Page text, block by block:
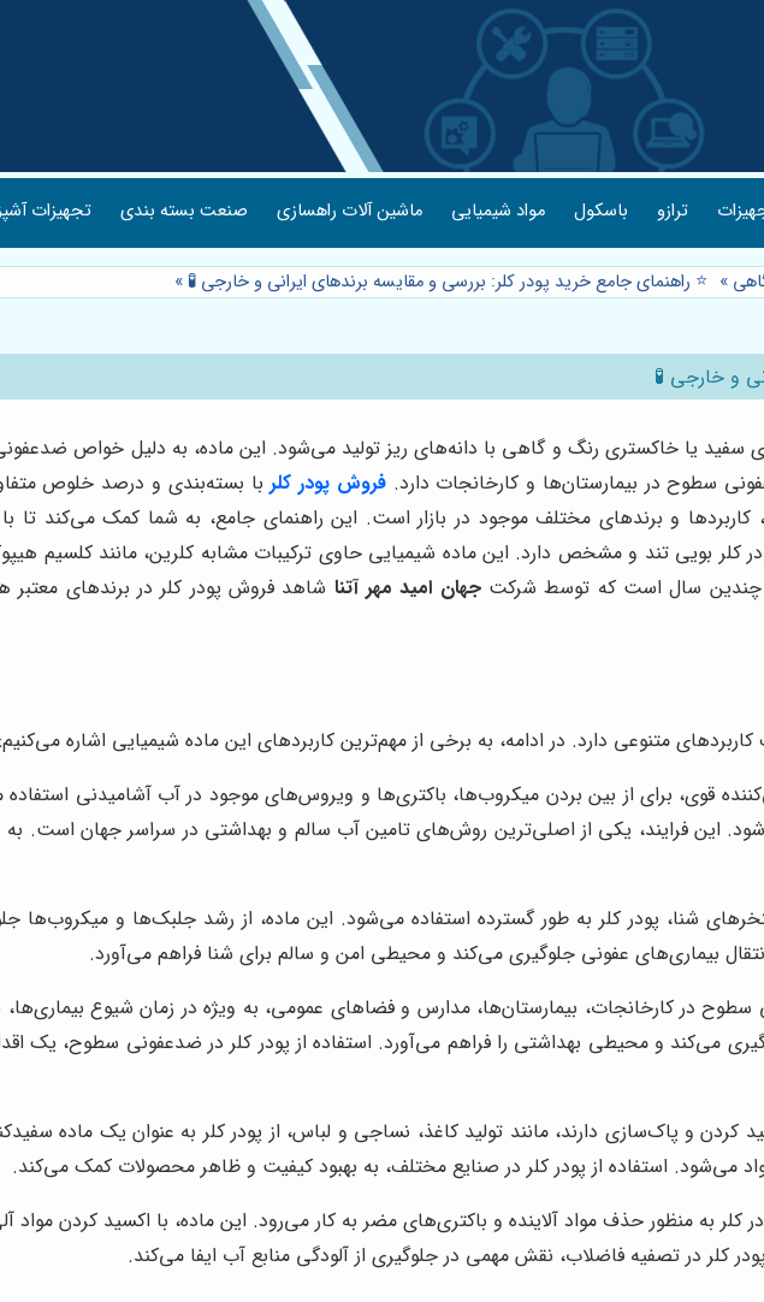
ترازو باسکول مواد شیمیایی ماشین آلات راهسازی صنعت بسته بندی تجهیزات
» ⭐️ راهنمای جامع خرید پودر کلر: بررسی و مقایسه برندهای ایرانی و خارجی 🧪 »
و خارجی 🧪
سفید یا خاکستری رنگ و گاهی با دانه‌های ریز تولید می‌شود. این ماده، به دلیل خواص
سطوح در بیمارستان‌ها و کارخانجات دارد.فروش پودر کلربا بسته‌بندی و درصد خلوص
کاربردها و برندهای مختلف موجود در بازار است. این راهنمای جامع، به شما کمک می‌کند تا
کلر بویی تند و مشخص دارد. این ماده شیمیایی حاوی ترکیبات مشابه کلرین، مانند کلسیم
چندین سال است که توسط شرکتجهان امید مهر آتنا شاهد فروش پودر کلر در برندهای معتبر
متنوعی دارد. در ادامه، به برخی از مهم‌ترین کاربردهای این ماده شیمیایی اشاره می‌کنیم:
قوی، برای از بین بردن میکروب‌ها، باکتری‌ها و ویروس‌های موجود در آب آشامیدنی
این فرایند، یکی از اصلی‌ترین روش‌های تامین آب سالم و بهداشتی در سراسر جهان است. به
شنا، پودر کلر به طور گسترده استفاده می‌شود. این ماده، از رشد جلبک‌ها و میکروب‌ها
بیماری‌های عفونی جلوگیری می‌کند و محیطی امن و سالم برای شنا فراهم می‌آورد.
در کارخانجات، بیمارستان‌ها، مدارس و فضاهای عمومی، به ویژه در زمان شیوع بیماری‌ها،
می‌کند و محیطی بهداشتی را فراهم می‌آورد. استفاده از پودر کلر در ضدعفونی سطوح، یک
کردن و پاک‌سازی دارند، مانند تولید کاغذ، نساجی و لباس، از پودر کلر به عنوان یک ماده
می‌شود. استفاده از پودر کلر در صنایع مختلف، به بهبود کیفیت و ظاهر محصولات کمک می‌کند.
کلر به منظور حذف مواد آلاینده و باکتری‌های مضر به کار می‌رود. این ماده، با اکسید کردن مواد
در تصفیه فاضلاب، نقش مهمی در جلوگیری از آلودگی منابع آب ایفا می‌کند.